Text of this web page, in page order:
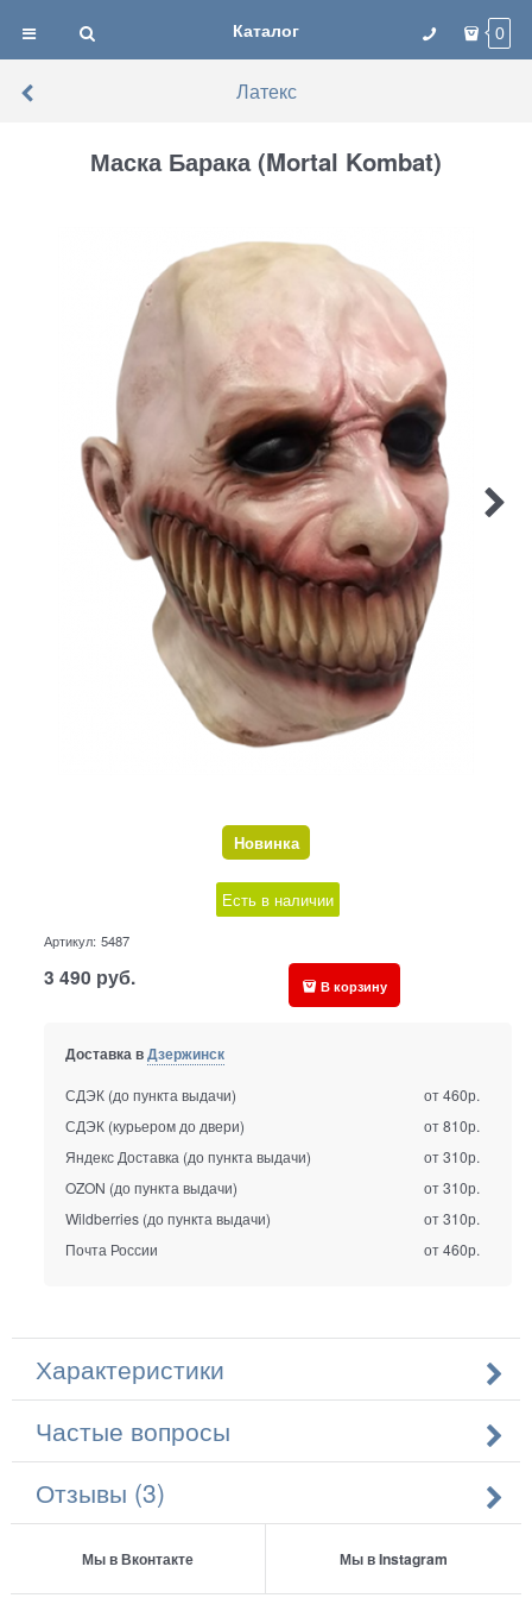
Каталог 0
Латекс
Маска Барака (Mortal Kombat)
Новинка
Есть в наличии
Артикул: 5487
3 490 руб. В корзину
Доставка вДзержинск
СДЭК (до пункта выдачи)
от 460р.
СДЭК (курьером до двери)
от 810р.
Яндекс Доставка (до пункта выдачи)
от 310р.
OZON (до пункта выдачи)
от 310р.
Wildberries (до пункта выдачи)
от 310р.
Почта России
от 460р.
Характеристики
Частые вопросы
Отзывы (3)
Мы в Вконтакте Мы в Instagram